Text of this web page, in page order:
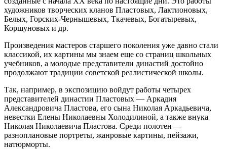
художников творческих кланов Пластовых, Лактионовых,
Белых, Горских-Чернышевых, Ткачевых, Богатыревых,
Коршуновых и др.
Произведения мастеров старшего поколения уже давно стали
классикой, их картины мы знаем еще со страниц школьных
учебников, а молодые представители династий достойно
продолжают традиции советской реалистической школы.
Так, например, в экспозицию войдут работы четырех
представителей династии Пластовых — Аркадия
Александровича Пластова, его сына Николая Аркадьевича,
невестки Елены Николаевны Холодилиной, а также внука
Николая Николаевича Пластова. Среди полотен —
разноплановые портреты, жанровые картины, пейзажи,
натюрморты.